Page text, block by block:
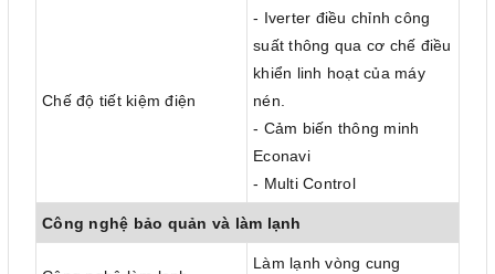
Chế độ tiết kiệm điện
- Iverter điều chỉnh công
suất thông qua cơ chế điều
khiển linh hoạt của máy
nén.
- Cảm biến thông minh
Econavi
- Multi Control
Công nghệ bảo quản và làm lạnh
Làm lạnh vòng cung